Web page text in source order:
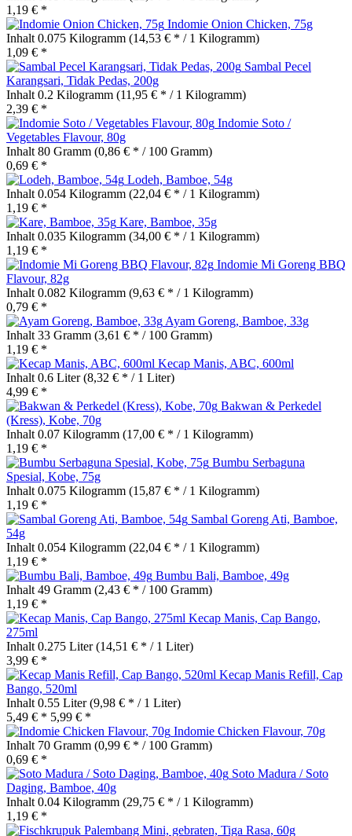
1,19 € *
Indomie Onion Chicken, 75g
Inhalt 0.075 Kilogramm (14,53 € * / 1 Kilogramm)
1,09 € *
Sambal Pecel
Karangsari, Tidak Pedas, 200g
Inhalt 0.2 Kilogramm (11,95 € * / 1 Kilogramm)
2,39 € *
Indomie Soto /
Vegetables Flavour, 80g
Inhalt 80 Gramm (0,86 € * / 100 Gramm)
0,69 € *
Lodeh, Bamboe, 54g
Inhalt 0.054 Kilogramm (22,04 € * / 1 Kilogramm)
1,19 € *
Kare, Bamboe, 35g
Inhalt 0.035 Kilogramm (34,00 € * / 1 Kilogramm)
1,19 € *
Indomie Mi Goreng BBQ
Flavour, 82g
Inhalt 0.082 Kilogramm (9,63 € * / 1 Kilogramm)
0,79 € *
Ayam Goreng, Bamboe, 33g
Inhalt 33 Gramm (3,61 € * / 100 Gramm)
1,19 € *
Kecap Manis, ABC, 600ml
Inhalt 0.6 Liter(8,32 € * / 1 Liter)
4,99 € *
Bakwan & Perkedel
(Kress), Kobe, 70g
Inhalt 0.07 Kilogramm (17,00 € * / 1 Kilogramm)
1,19 € *
Bumbu Serbaguna
Spesial, Kobe, 75g
Inhalt 0.075 Kilogramm (15,87 € * / 1 Kilogramm)
1,19 € *
Sambal Goreng Ati, Bamboe,
54g
Inhalt 0.054 Kilogramm (22,04 € * / 1 Kilogramm)
1,19 € *
Bumbu Bali, Bamboe, 49g
Inhalt 49 Gramm (2,43 € * / 100 Gramm)
1,19 € *
Kecap Manis, Cap Bango,
275ml
Inhalt 0.275 Liter(14,51 € * / 1 Liter)
3,99 € *
Kecap Manis Refill, Cap
Bango, 520ml
Inhalt 0.55 Liter(9,98 € * / 1 Liter)
5,49 € * 5,99 € *
Indomie Chicken Flavour, 70g
Inhalt 70 Gramm (0,99 € * / 100 Gramm)
0,69 € *
Soto Madura / Soto
Daging, Bamboe, 40g
Inhalt 0.04 Kilogramm (29,75 € * / 1 Kilogramm)
1,19 € *